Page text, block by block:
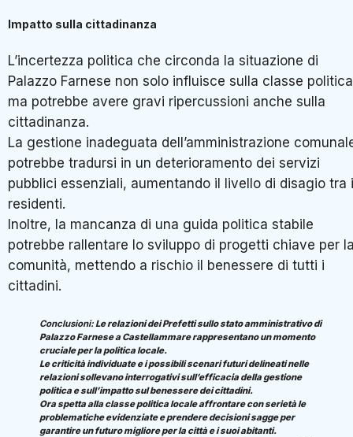
Impatto sulla cittadinanza
L’incertezza politica che circonda la situazione di
Palazzo Farnese non solo influisce sulla classe
ma potrebbe avere gravi ripercussioni anche sulla
cittadinanza.
La gestione inadeguata dell’amministrazione
potrebbe tradursi in un deterioramento dei servizi
pubblici essenziali, aumentando il livello di disagio tra i
residenti.
Inoltre, la mancanza di una guida politica stabile
potrebbe rallentare lo sviluppo di progetti chiave per
comunità, mettendo a rischio il benessere di tutti i
cittadini.
Conclusioni: Le relazioni dei Prefetti sullo stato amministrativo di
Palazzo Farnese a Castellammare rappresentano un momento
cruciale per la politica locale.
Le criticità individuate e i possibili scenari futuri delineati nelle
relazioni sollevano interrogativi sull’efficacia della gestione
politica e sull’impatto sul benessere dei cittadini.
Ora spetta alla classe politica locale affrontare con serietà le
problematiche evidenziate e prendere decisioni sagge per
garantire un futuro migliore per la città e i suoi abitanti.